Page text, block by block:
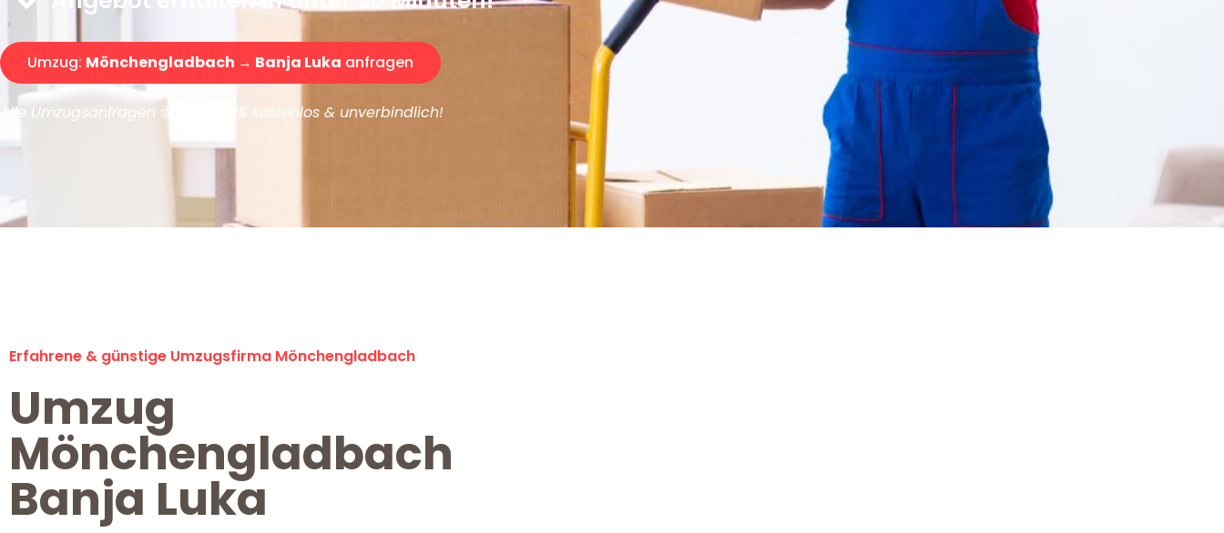
Umzug: Mönchengladbach → Banja Luka anfragen
Alle Umzugsanfragen sind zu 100% kostenlos & unverbindlich!
Erfahrene & günstige Umzugsfirma Mönchengladbach
Umzug
Mönchengladbach
Banja Luka